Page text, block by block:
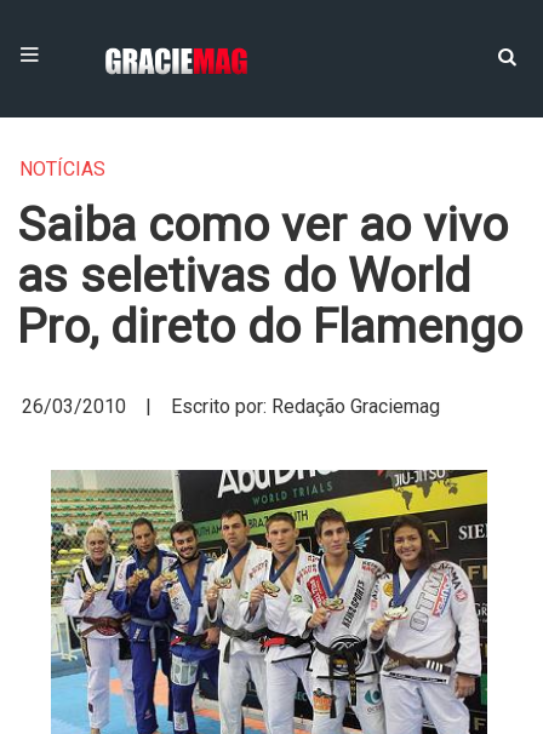
NOTÍCIAS
Saiba como ver ao vivo
as seletivas do World
Pro, direto do Flamengo
26/03/2010 | Escrito por: Redação Graciemag